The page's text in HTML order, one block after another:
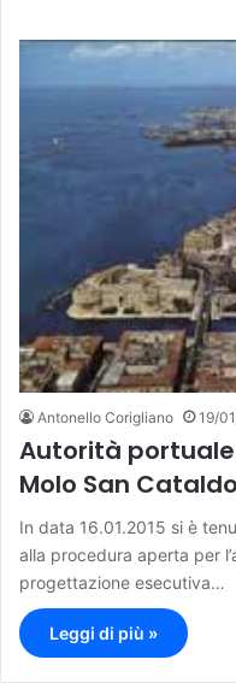
Antonello Corigliano 19/
Autorità portuale
Molo San
In data 16.01.2015 si è
alla procedura aperta per
progettazione esecutiva…
Leggi di più »